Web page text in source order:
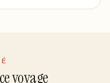
voyage